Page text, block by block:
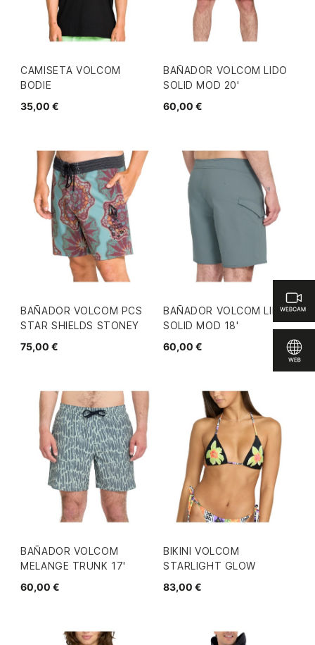
CAMISETA VOLCOM
BODIE
35,00 €
BAÑADOR VOLCOM LIDO
SOLID MOD 20'
60,00 €
BAÑADOR VOLCOM PCS
STAR SHIELDS STONEY
75,00 €
BAÑADOR VOLCOM LIDO
SOLID MOD 18'
60,00 €
BAÑADOR VOLCOM
MELANGE TRUNK 17'
60,00 €
BIKINI VOLCOM
STARLIGHT GLOW
83,00 €